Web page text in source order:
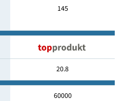
145
20.8
60000